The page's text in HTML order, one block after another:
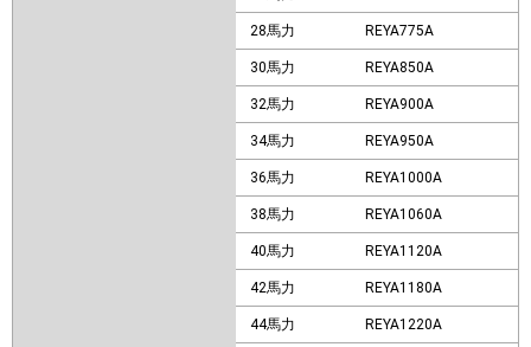
28馬力 REYA775A
30馬力 REYA850A
32馬力 REYA900A
34馬力 REYA950A
36馬力 REYA1000A
38馬力 REYA1060A
40馬力 REYA1120A
42馬力 REYA1180A
44馬力 REYA1220A